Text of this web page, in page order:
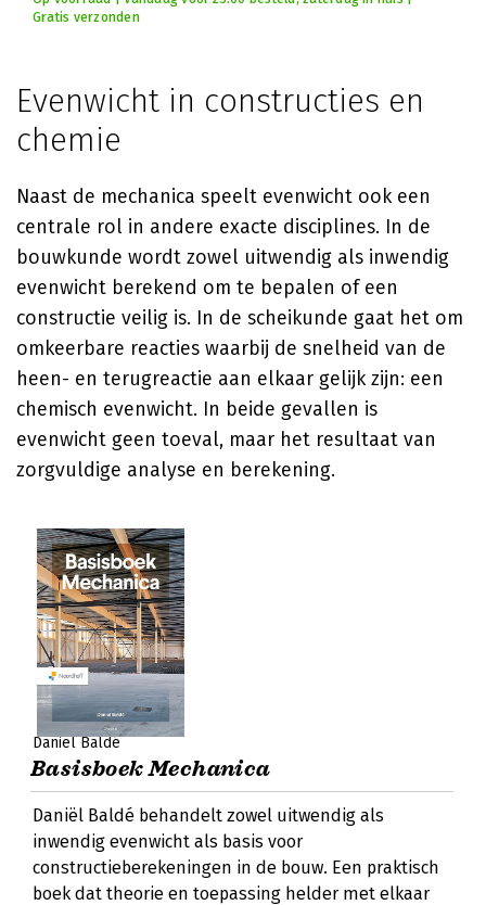
Gratis verzonden
Evenwicht in constructies en
chemie
Naast de mechanica speelt evenwicht ook een
centrale rol in andere exacte disciplines. In de
bouwkunde wordt zowel uitwendig als inwendig
evenwicht berekend om te bepalen of een
constructie veilig is. In de scheikunde gaat het om
omkeerbare reacties waarbij de snelheid van de
heen- en terugreactie aan elkaar gelijk zijn: een
chemisch evenwicht. In beide gevallen is
evenwicht geen toeval, maar het resultaat van
zorgvuldige analyse en berekening.
Daniël Baldé
Basisboek Mechanica
Daniël Baldé behandelt zowel uitwendig als
inwendig evenwicht als basis voor
constructieberekeningen in de bouw. Een praktisch
boek dat theorie en toepassing helder met elkaar